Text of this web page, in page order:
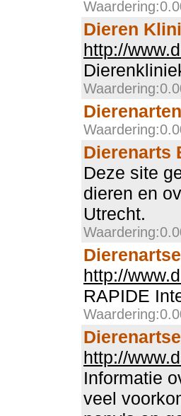
Dieren
http://
Dierenarts
Deze site
dieren en
Utrecht.
http://
RAPIDE
http://
Informatie
veel